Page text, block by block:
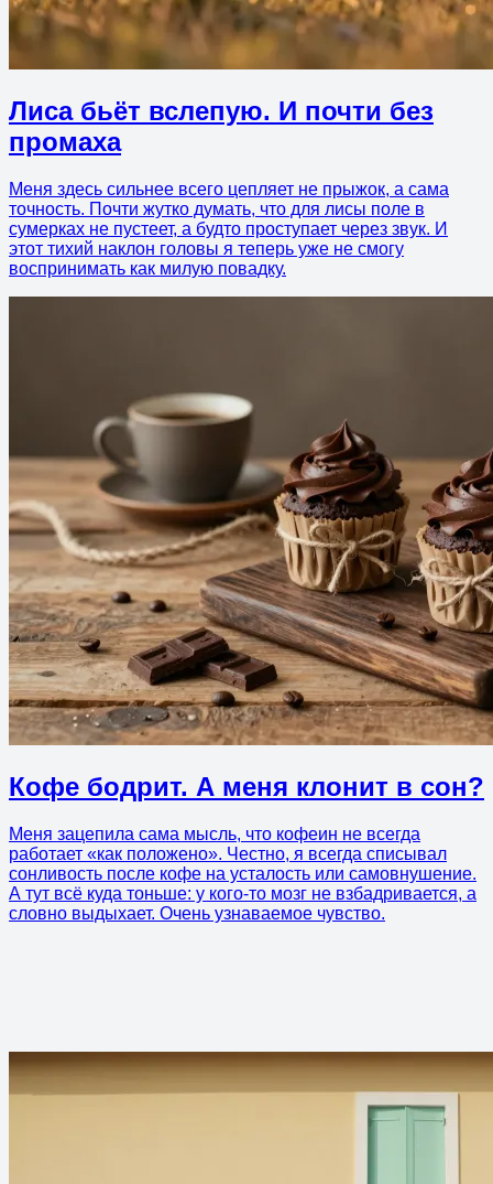
Лиса бьёт вслепую. И почти без
промаха
Меня здесь сильнее всего цепляет не прыжок, а сама
точность. Почти жутко думать, что для лисы поле в
сумерках не пустеет, а будто проступает через звук. И
этот тихий наклон головы я теперь уже не смогу
воспринимать как милую повадку.
Кофе бодрит. А меня клонит в сон?
Меня зацепила сама мысль, что кофеин не всегда
работает «как положено». Честно, я всегда списывал
сонливость после кофе на усталость или самовнушение.
А тут всё куда тоньше: у кого-то мозг не взбадривается, а
словно выдыхает. Очень узнаваемое чувство.